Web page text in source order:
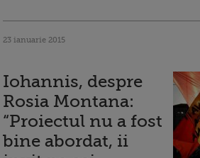
23 ianuarie 2015
Iohannis, despre
Rosia Montana:
“Proiectul nu a fost
bine abordat, ii